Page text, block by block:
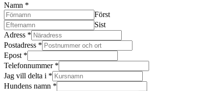
Namn *
Först
Sist
Adress *
Postadress *
Epost *
Telefonnummer *
Jag vill delta i *
Hundens namn *